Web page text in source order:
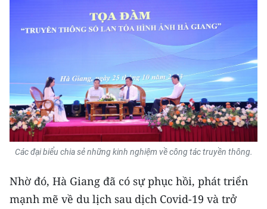
NHÂN DÂN HẰNG THÁNG
MUA BÁO
ĐỌC BÁO IN
中文
Các đại biểu chia sẻ những kinh nghiệm về công tác truyền thông.
Nhờ đó, Hà Giang đã có sự phục hồi, phát triển
mạnh mẽ về du lịch sau dịch Covid-19 và trở